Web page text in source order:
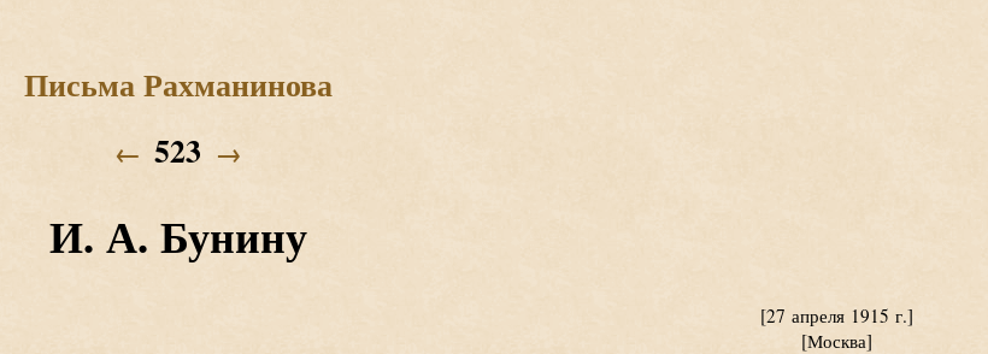
Письма Рахманинова
← 523 →
И. А. Бунину
[27 апреля 1915 г.]
[Москва]